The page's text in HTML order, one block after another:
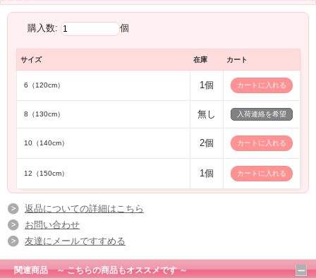
購入数: 個
サイズ 在庫 カート
6（120cm） 1個
8（130cm） 無し 入荷連絡を希望
10（140cm） 2個
12（150cm） 1個
返品についての詳細はこちら
お問い合わせ
友達にメールですすめる
関連商品 ～ こちらの商品もオススメです ～